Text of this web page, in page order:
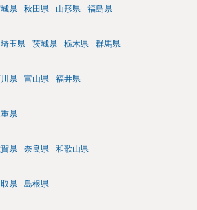
県 秋田県 山形県 福島県
埼玉県 茨城県 栃木県 群馬県
県 富山県 福井県
県
県 奈良県 和歌山県
県 島根県